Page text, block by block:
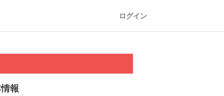
ログイン
報